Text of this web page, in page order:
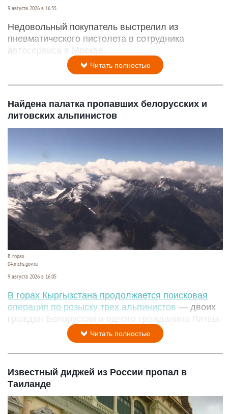
9 августа 2026 в 16:35
Недовольный покупатель выстрелил из
пневматического пистолета в сотрудника
автосервиса в Москве.
Читать полностью
Найдена палатка пропавших белорусских и
литовских альпинистов
В горах.
04.mchs.gov.ru
9 августа 2026 в 16:05
В горах Кыргызстана продолжается поисковая
операция по розыску трех альпинистов — двоих
граждан Белоруссии и одного гражданина Литвы.
Читать полностью
Известный диджей из России пропал в
Таиланде